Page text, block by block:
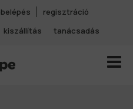
belépés
regisztráció
kiszállítás tanácsadás